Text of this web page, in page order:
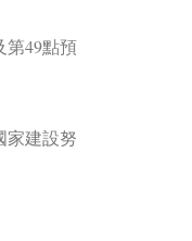
第49點預
家建設努